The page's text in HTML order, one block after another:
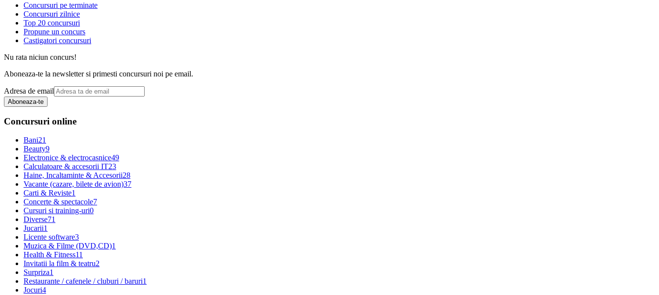
Concursuri pe terminate
Concursuri zilnice
Top 20 concursuri
Propune un concurs
Castigatori concursuri
Nu rata niciun concurs!
Aboneaza-te la newsletter si primesti concursuri noi pe email.
Adresa de email
Aboneaza-te
Concursuri online
Bani21
Beauty9
Electronice & electrocasnice49
Calculatoare & accesorii IT23
Haine, Incaltaminte & Accesorii28
Vacante (cazare, bilete de avion)37
Carti & Reviste1
Concerte & spectacole7
Cursuri si training-uri0
Diverse71
Jucarii1
Licente software3
Muzica & Filme (DVD,CD)1
Health & Fitness11
Invitatii la film & teatru2
Surpriza1
Restaurante / cafenele / cluburi / baruri1
Jocuri4